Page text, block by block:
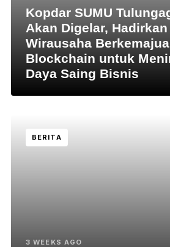
Kopdar SUMU
Akan Digelar,
Wirausaha
Blockchain untuk
Daya Saing Bisnis
BERITA
3 WEEKS AGO